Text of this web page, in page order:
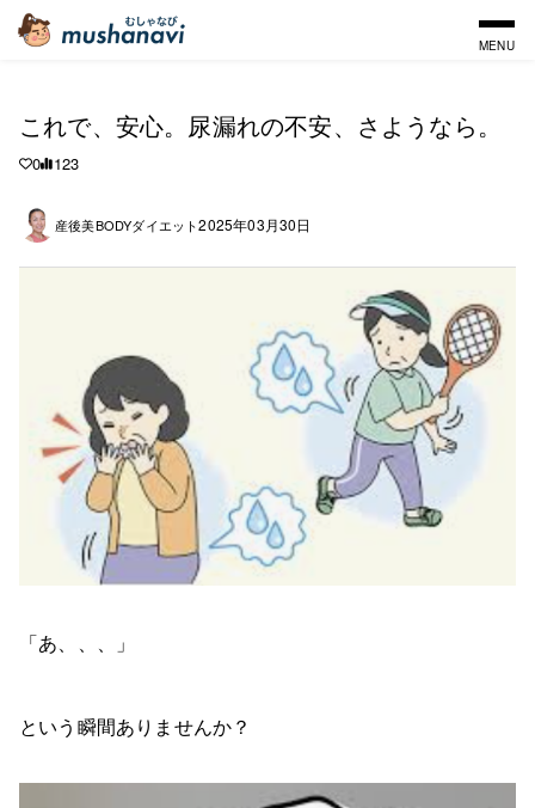
MENU
これで、安心。尿漏れの不安、さようなら。
0 123
産後美BODYダイエット2025年03月30日
「あ、、、」
という瞬間ありませんか？